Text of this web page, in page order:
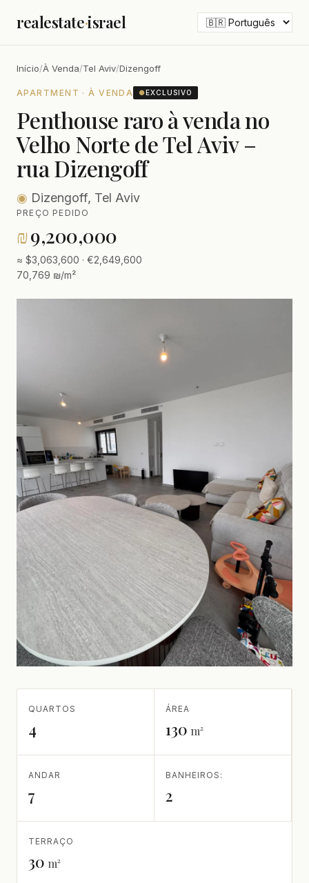
realestate·israel
Início/À Venda/Tel Aviv/Dizengoff
APARTMENT · À VENDA ●EXCLUSIVO
Penthouse raro à venda no
Velho Norte de Tel Aviv –
rua Dizengoff
◉ Dizengoff, Tel Aviv
PREÇO PEDIDO
₪9,200,000
≈ $3,063,600 · €2,649,600
70,769 ₪/m²
QUARTOS
4
ÁREA
130 m²
ANDAR
7
BANHEIROS:
2
TERRAÇO
30 m²